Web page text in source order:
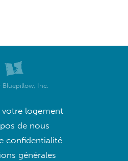
Inc.
votre logement
de nous
confidentialité
générales